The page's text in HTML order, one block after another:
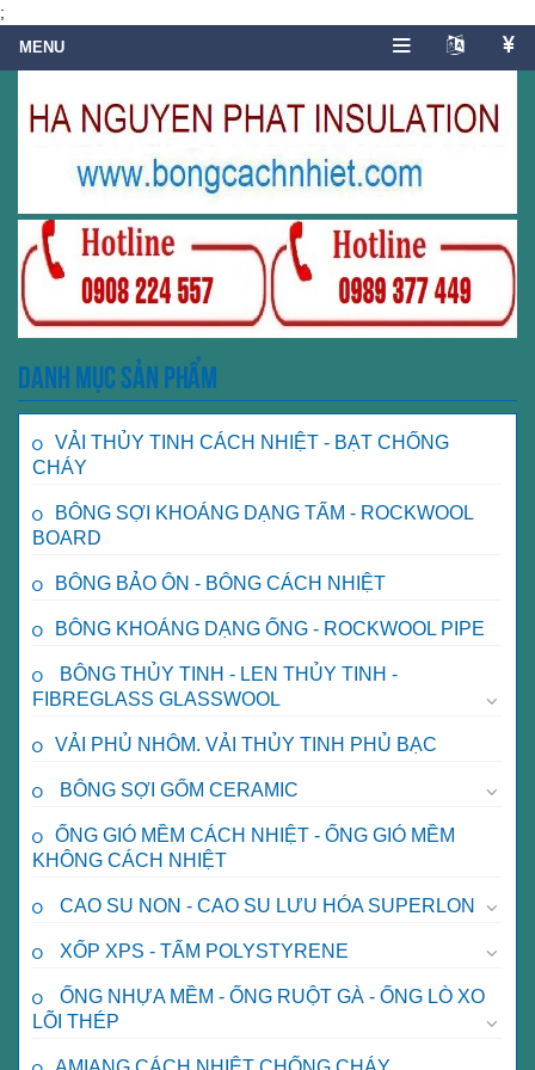
;
Danh mục sản phẩm
VẢI THỦY TINH CÁCH NHIỆT - BẠT CHỐNG
CHÁY
BÔNG SỢI KHOÁNG DẠNG TẤM - ROCKWOOL
BOARD
BÔNG BẢO ÔN - BÔNG CÁCH NHIỆT
BÔNG KHOÁNG DẠNG ỐNG - ROCKWOOL PIPE
BÔNG THỦY TINH - LEN THỦY TINH -
FIBREGLASS GLASSWOOL
VẢI PHỦ NHÔM. VẢI THỦY TINH PHỦ BẠC
BÔNG SỢI GỐM CERAMIC
ỐNG GIÓ MỀM CÁCH NHIỆT - ỐNG GIÓ MỀM
KHÔNG CÁCH NHIỆT
CAO SU NON - CAO SU LƯU HÓA SUPERLON
XỐP XPS - TẤM POLYSTYRENE
ỐNG NHỰA MỀM - ỐNG RUỘT GÀ - ỐNG LÒ XO
LÕI THÉP